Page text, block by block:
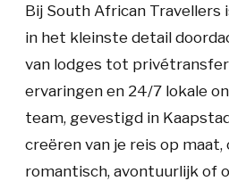
Bij South African
in het kleinste detail
van lodges tot
ervaringen en 24/7 lokale
team, gevestigd in
creëren van je reis op maat,
romantisch, avontuurlijk of